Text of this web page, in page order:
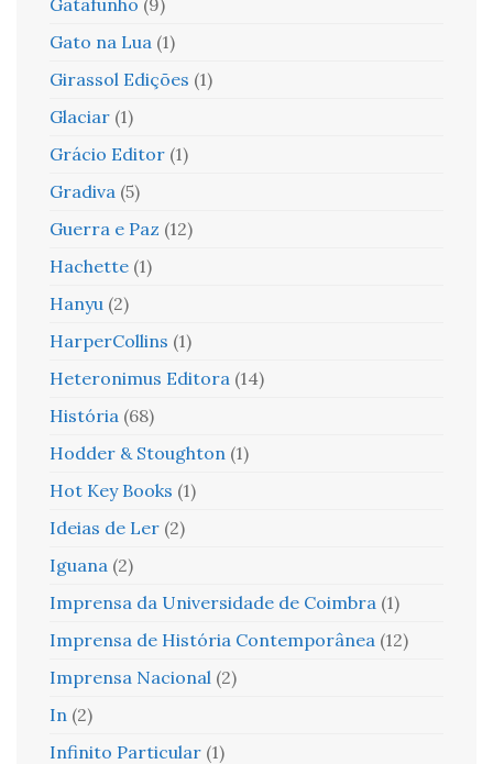
Gato na Lua (1)
Girassol Edições (1)
Glaciar (1)
Grácio Editor (1)
Gradiva (5)
Guerra e Paz (12)
Hachette (1)
Hanyu (2)
HarperCollins (1)
Heteronimus Editora (14)
História (68)
Hodder & Stoughton (1)
Hot Key Books (1)
Ideias de Ler (2)
Iguana (2)
Imprensa da Universidade de Coimbra (1)
Imprensa de História Contemporânea (12)
Imprensa Nacional (2)
In (2)
Infinito Particular (1)